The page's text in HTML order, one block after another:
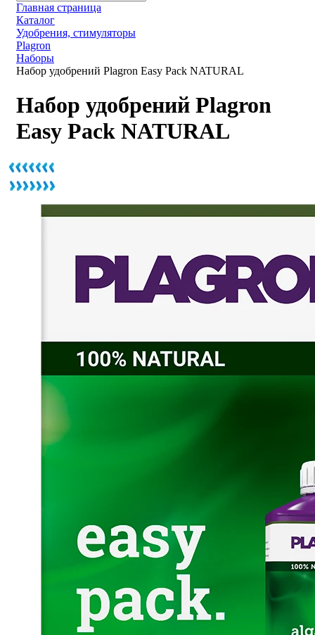
Главная страница
Каталог
Удобрения, стимуляторы
Plagron
Наборы
Набор удобрений Plagron Easy Pack NATURAL
Набор удобрений Plagron
Easy Pack NATURAL